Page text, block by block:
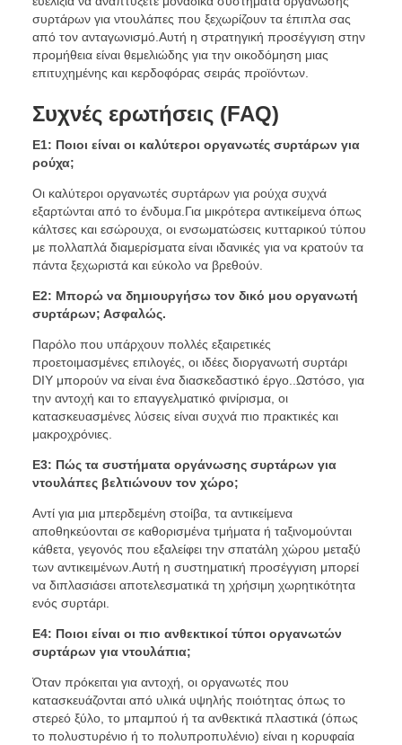
συρτάρων για ντουλάπες που ξεχωρίζουν τα έπιπλα σας
από τον ανταγωνισμό.Αυτή η στρατηγική προσέγγιση στην
προμήθεια είναι θεμελιώδης για την οικοδόμηση μιας
επιτυχημένης και κερδοφόρας σειράς προϊόντων.
Συχνές ερωτήσεις (FAQ)
Ε1: Ποιοι είναι οι καλύτεροι οργανωτές συρτάρων για
ρούχα;
Οι καλύτεροι οργανωτές συρτάρων για ρούχα συχνά
εξαρτώνται από το ένδυμα.Για μικρότερα αντικείμενα όπως
κάλτσες και εσώρουχα, οι ενσωματώσεις κυτταρικού τύπου
με πολλαπλά διαμερίσματα είναι ιδανικές για να κρατούν τα
πάντα ξεχωριστά και εύκολο να βρεθούν.
Ε2: Μπορώ να δημιουργήσω τον δικό μου οργανωτή
συρτάρων; Ασφαλώς.
Παρόλο που υπάρχουν πολλές εξαιρετικές
προετοιμασμένες επιλογές, οι ιδέες διοργανωτή συρτάρι
DIY μπορούν να είναι ένα διασκεδαστικό έργο..Ωστόσο, για
την αντοχή και το επαγγελματικό φινίρισμα, οι
κατασκευασμένες λύσεις είναι συχνά πιο πρακτικές και
μακροχρόνιες.
Ε3: Πώς τα συστήματα οργάνωσης συρτάρων για
ντουλάπες βελτιώνουν τον χώρο;
Αντί για μια μπερδεμένη στοίβα, τα αντικείμενα
αποθηκεύονται σε καθορισμένα τμήματα ή ταξινομούνται
κάθετα, γεγονός που εξαλείφει την σπατάλη χώρου μεταξύ
των αντικειμένων.Αυτή η συστηματική προσέγγιση μπορεί
να διπλασιάσει αποτελεσματικά τη χρήσιμη χωρητικότητα
ενός συρτάρι.
Ε4: Ποιοι είναι οι πιο ανθεκτικοί τύποι οργανωτών
συρτάρων για ντουλάπια;
Όταν πρόκειται για αντοχή, οι οργανωτές που
κατασκευάζονται από υλικά υψηλής ποιότητας όπως το
στερεό ξύλο, το μπαμπού ή τα ανθεκτικά πλαστικά (όπως
το πολυστυρένιο ή το πολυπροπυλένιο) είναι η κορυφαία